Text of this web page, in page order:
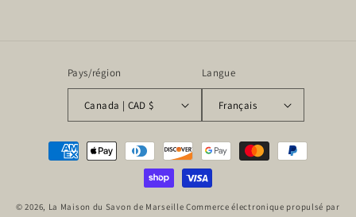
Pays/région
Canada | CAD $
Langue
Français
Moyens
© 2026, La Maison du Savon de Marseille Commerce électronique propulsé par